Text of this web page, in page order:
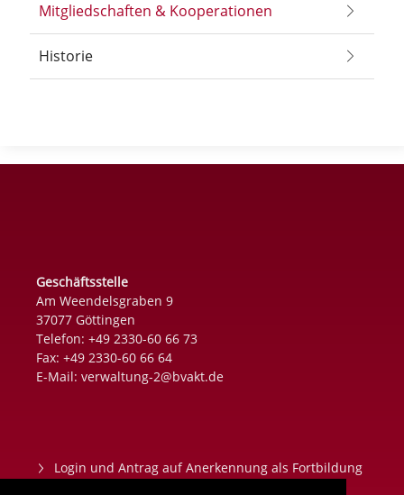
Mitgliedschaften & Kooperationen
Historie
Geschäftsstelle
Am Weendelsgraben 9
37077 Göttingen
Telefon: +49 2330-60 66 73
Fax: +49 2330-60 66 64
E-Mail: verwaltung-2@bvakt.de
Login und Antrag auf Anerkennung als Fortbildung